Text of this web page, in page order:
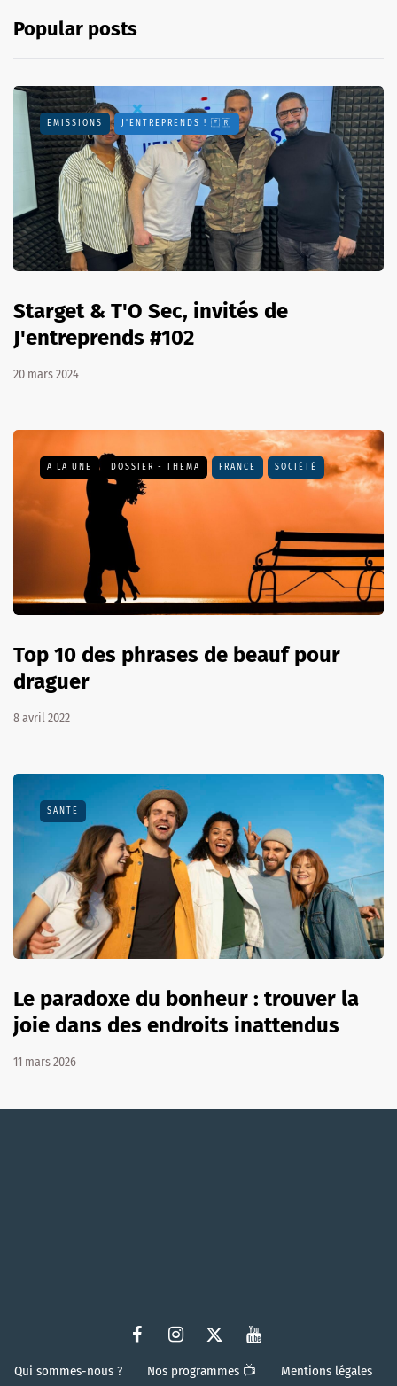
Popular posts
EMISSIONS J'ENTREPRENDS ! 🇫🇷
Starget & T'O Sec, invités de
J'entreprends #102
20 mars 2024
A LA UNE DOSSIER - THEMA FRANCE SOCIÉTÉ
Top 10 des phrases de beauf pour
draguer
8 avril 2022
SANTÉ
Le paradoxe du bonheur : trouver la
joie dans des endroits inattendus
11 mars 2026
Qui sommes-nous ? Nos programmes 📺
Mentions légales